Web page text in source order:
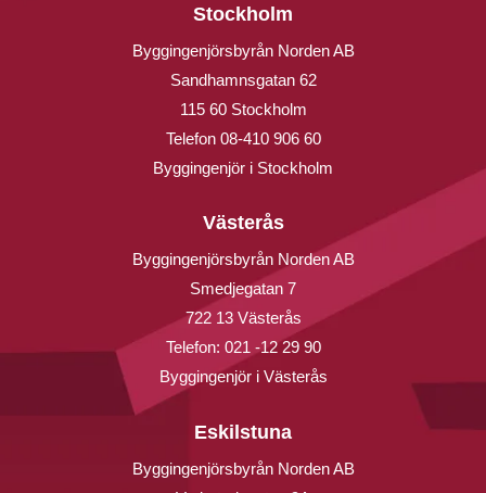
Stockholm
Byggingenjörsbyrån Norden AB
Sandhamnsgatan 62
115 60 Stockholm
Telefon 08-410 906 60
Byggingenjör i Stockholm
Västerås
Byggingenjörsbyrån Norden AB
Smedjegatan 7
722 13 Västerås
Telefon: 021 -12 29 90
Byggingenjör i Västerås
Eskilstuna
Byggingenjörsbyrån Norden AB